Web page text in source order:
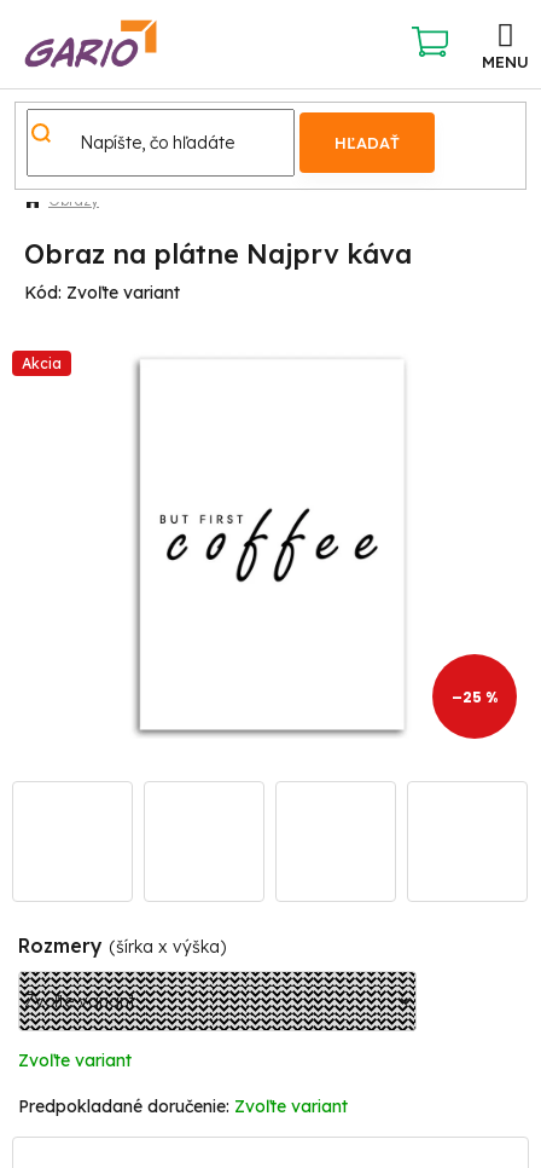
obsah
HĽADAŤ
NÁKUPNÝ
KOŠÍK
Obrazy
Obraz na plátne Najprv káva
Kód: Zvoľte variant
Akcia
–25 %
Rozmery (šírka x výška)
Zvoľte variant
Zvoľte variant